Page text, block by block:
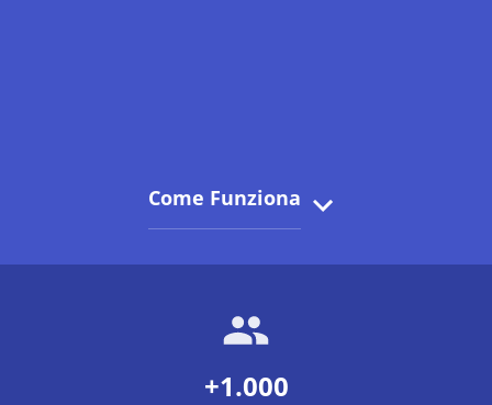
Come Funziona
+1.000